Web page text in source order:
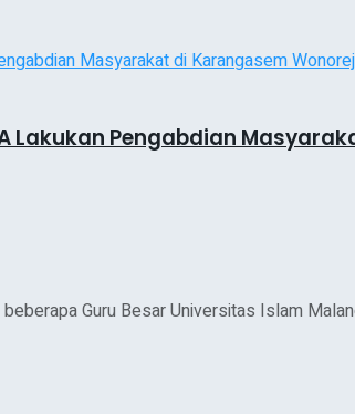
Lakukan Pengabdian
Guru Besar Universitas Islam